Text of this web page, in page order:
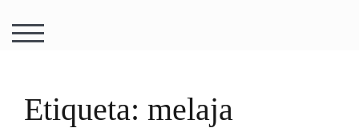
TOGGLE MOBILE MENU
Etiqueta: melaja